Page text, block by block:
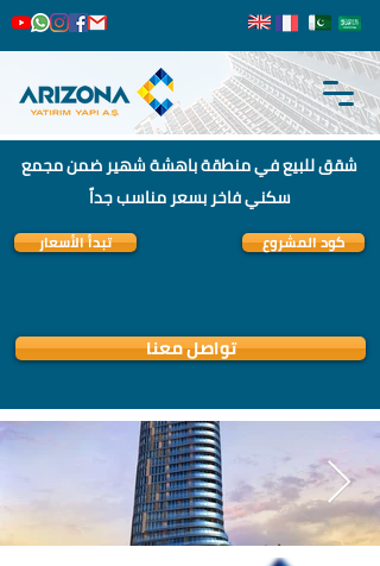
تبدأ الأسعار كود المشروع
شقق للبيع في منطقة باهشة شهير ضمن مجمع
سكني فاخر بسعر مناسب جداً
تواصل معنا